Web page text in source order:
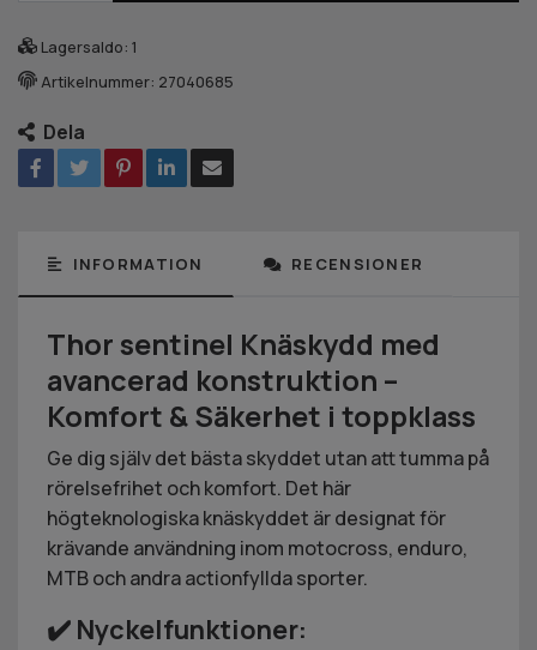
Lagersaldo: 1
Artikelnummer: 27040685
Dela
INFORMATION RECENSIONER
Thor sentinel Knäskydd med
avancerad konstruktion –
Komfort & Säkerhet i toppklass
Ge dig själv det bästa skyddet utan att tumma på
rörelsefrihet och komfort. Det här
högteknologiska knäskyddet är designat för
krävande användning inom motocross, enduro,
MTB och andra actionfyllda sporter.
✔️ Nyckelfunktioner: